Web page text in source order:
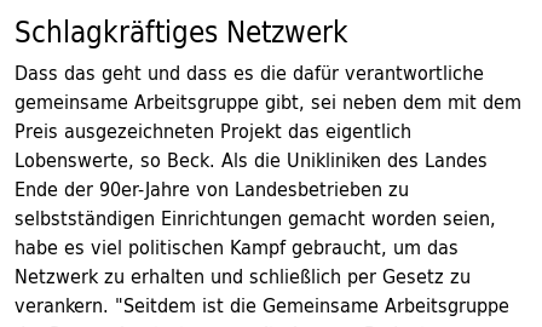
Schlagkräftiges Netzwerk
Dass das geht und dass es die dafür verantwortliche
gemeinsame Arbeitsgruppe gibt, sei neben dem mit dem
Preis ausgezeichneten Projekt das eigentlich
Lobenswerte, so Beck. Als die Unikliniken des Landes
Ende der 90er-Jahre von Landesbetrieben zu
selbstständigen Einrichtungen gemacht worden seien,
habe es viel politischen Kampf gebraucht, um das
Netzwerk zu erhalten und schließlich per Gesetz zu
verankern. "Seitdem ist die Gemeinsame Arbeitsgruppe